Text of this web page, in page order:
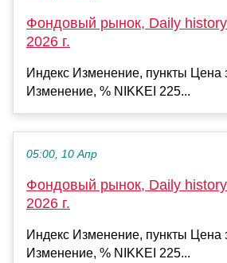
Фондовый рынок, Daily
2026 г.
Индекс Изменение, пункты Цена
Изменение, % NIKKEI 225...
05:00, 10 Апр
Фондовый рынок, Daily
2026 г.
Индекс Изменение, пункты Цена
Изменение, % NIKKEI 225...